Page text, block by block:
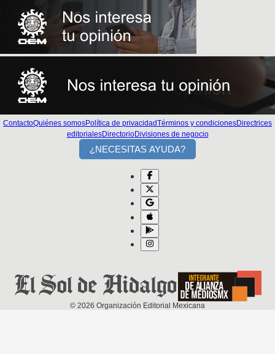
ContactoQuiénes somosPolítica de privacidadTérminos y condicionesDirectrices
editorialesDirectorioDivisiones de negocio
¿NECESITAS AYUDA?
© 2026 Organización Editorial Mexicana